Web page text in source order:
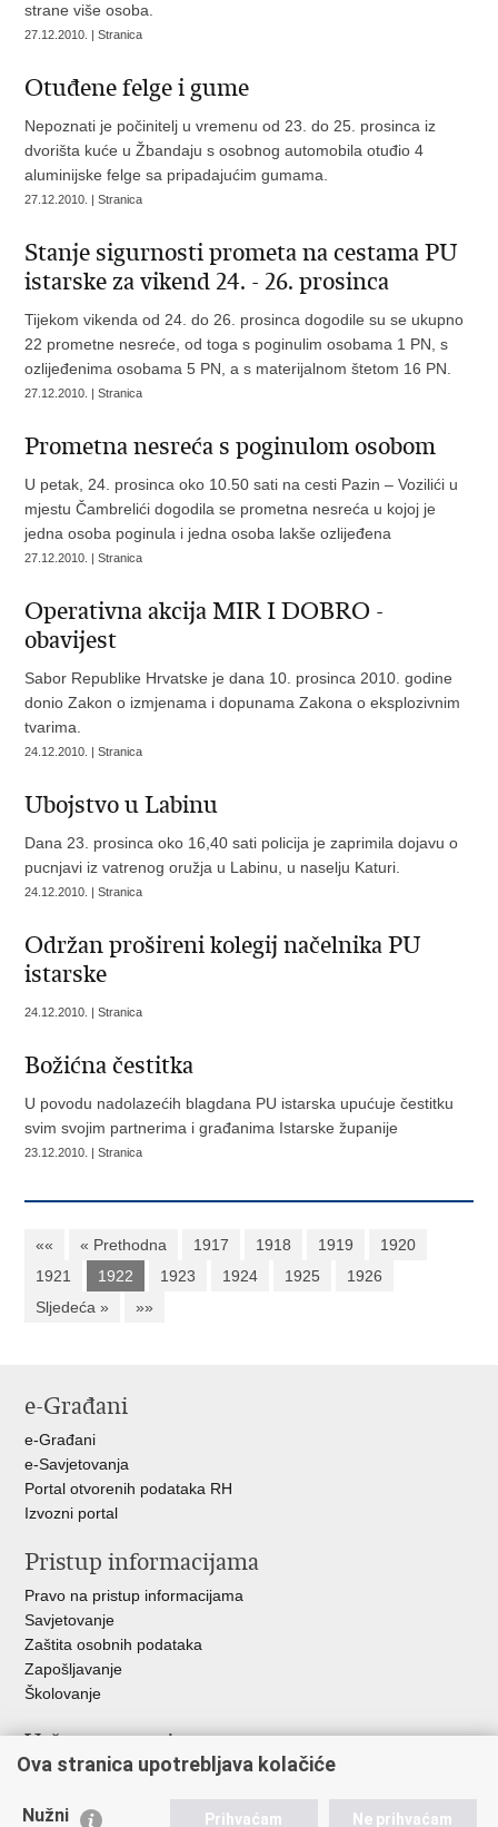
strane više osoba.
27.12.2010. | Stranica
Otuđene felge i gume
Nepoznati je počinitelj u vremenu od 23. do 25. prosinca iz
dvorišta kuće u Žbandaju s osobnog automobila otuđio 4
aluminijske felge sa pripadajućim gumama.
27.12.2010. | Stranica
Stanje sigurnosti prometa na cestama PU
istarske za vikend 24. - 26. prosinca
Tijekom vikenda od 24. do 26. prosinca dogodile su se ukupno
22 prometne nesreće, od toga s poginulim osobama 1 PN, s
ozlijeđenima osobama 5 PN, a s materijalnom štetom 16 PN.
27.12.2010. | Stranica
Prometna nesreća s poginulom osobom
U petak, 24. prosinca oko 10.50 sati na cesti Pazin – Vozilići u
mjestu Čambrelići dogodila se prometna nesreća u kojoj je
jedna osoba poginula i jedna osoba lakše ozlijeđena
27.12.2010. | Stranica
Operativna akcija MIR I DOBRO -
obavijest
Sabor Republike Hrvatske je dana 10. prosinca 2010. godine
donio Zakon o izmjenama i dopunama Zakona o eksplozivnim
tvarima.
24.12.2010. | Stranica
Ubojstvo u Labinu
Dana 23. prosinca oko 16,40 sati policija je zaprimila dojavu o
pucnjavi iz vatrenog oružja u Labinu, u naselju Katuri.
24.12.2010. | Stranica
Održan prošireni kolegij načelnika PU
istarske
24.12.2010. | Stranica
Božićna čestitka
U povodu nadolazećih blagdana PU istarska upućuje čestitku
svim svojim partnerima i građanima Istarske županije
23.12.2010. | Stranica
«« « Prethodna 1917 1918 1919
1920
1921
1922 1923 1924 1925
1926
Sljedeća »
»»
e-Građani
e-Građani
e-Savjetovanja
Portal otvorenih podataka RH
Izvozni portal
Pristup informacijama
Pravo na pristup informacijama
Savjetovanje
Zaštita osobnih podataka
Zapošljavanje
Školovanje
Važne poveznice
Ministarstvo unutarnjih poslova
Ova stranica upotrebljava kolačiće
Nužni Prihvaćam Ne prihvaćam